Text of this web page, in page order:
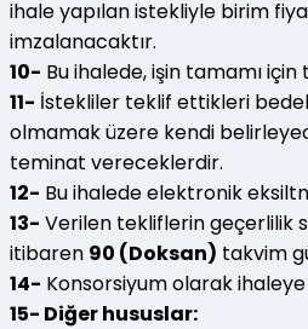
ihale yapılan istekliyle birim
imzalanacaktır.
10- Bu ihalede, işin tamamı
11- İstekliler teklif ettikleri
olmamak üzere kendi
teminat vereceklerdir.
12- Bu ihalede elektronik
13- Verilen tekliflerin geçerlilik
itibaren 90 (Doksan) takvim
14- Konsorsiyum olarak
15- Diğer hususlar: